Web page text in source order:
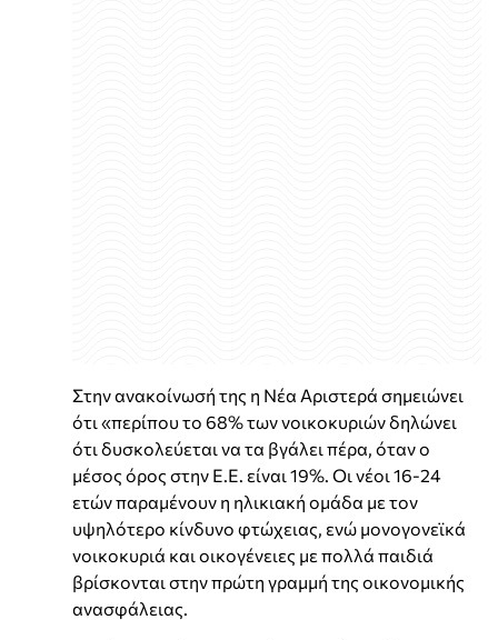
Στην ανακοίνωσή της η Νέα Αριστερά σημειώνει
ότι «περίπου το 68% των νοικοκυριών δηλώνει
ότι δυσκολεύεται να τα βγάλει πέρα, όταν ο
μέσος όρος στην Ε.Ε. είναι 19%. Οι νέοι 16-24
ετών παραμένουν η ηλικιακή ομάδα με τον
υψηλότερο κίνδυνο φτώχειας, ενώ μονογονεϊκά
νοικοκυριά και οικογένειες με πολλά παιδιά
βρίσκονται στην πρώτη γραμμή της οικονομικής
ανασφάλειας.